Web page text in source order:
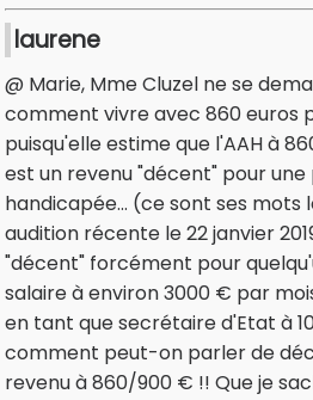
laurene
@ Marie, Mme Cluzel ne se
comment vivre avec 860 euros
puisqu'elle estime que l'AAH à
est un revenu "décent" pour
handicapée... (ce sont ses mots
audition récente le 22 janvier
"décent" forcément pour
salaire à environ 3000 € par
en tant que secrétaire d'Etat à
comment peut-on parler de
revenu à 860/900 € !! Que je